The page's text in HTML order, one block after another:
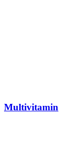
Multivitamin